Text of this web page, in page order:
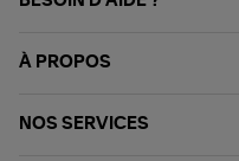
À PROPOS
NOS SERVICES